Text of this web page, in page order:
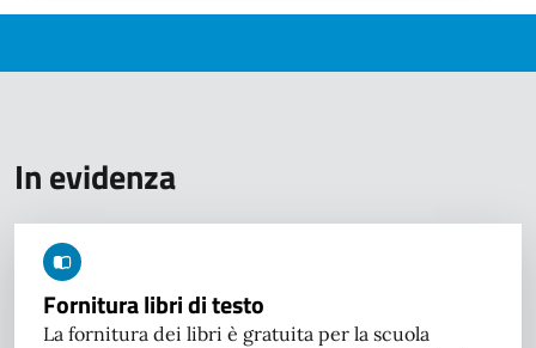
In evidenza
Fornitura libri di testo
La fornitura dei libri è gratuita per la scuola